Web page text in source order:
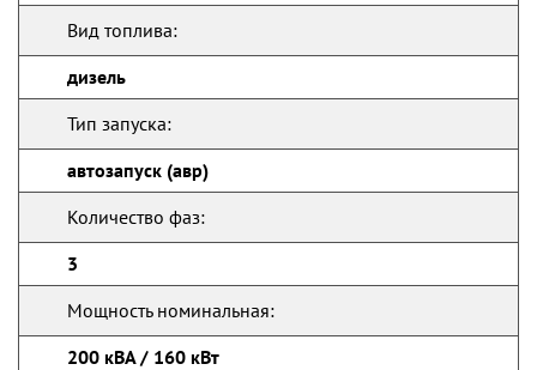
Вид топлива:
дизель
Тип запуска:
автозапуск (авр)
Количество фаз:
3
Мощность номинальная:
200 кВА / 160 кВт